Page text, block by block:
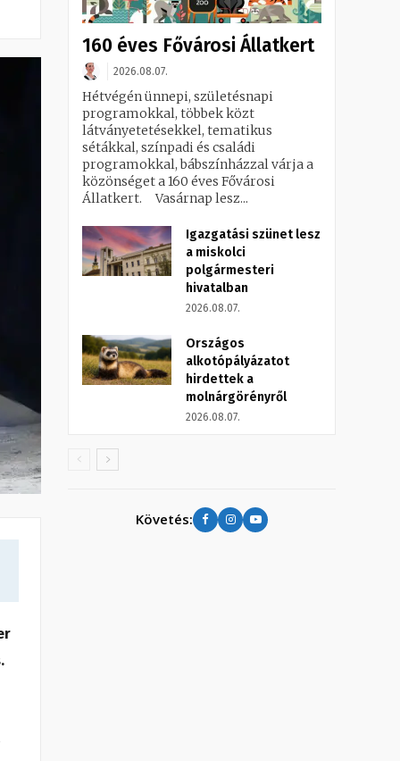
160 éves Fővárosi Állatkert
2026.08.07.
Hétvégén ünnepi, születésnapi
programokkal, többek közt
látványetetésekkel, tematikus
sétákkal, színpadi és családi
programokkal, bábszínházzal várja a
közönséget a 160 éves Fővárosi
Állatkert. Vasárnap lesz...
Igazgatási szünet lesz
a miskolci
polgármesteri
hivatalban
2026.08.07.
Országos
alkotópályázatot
hirdettek a
molnárgörényről
2026.08.07.
Követés: